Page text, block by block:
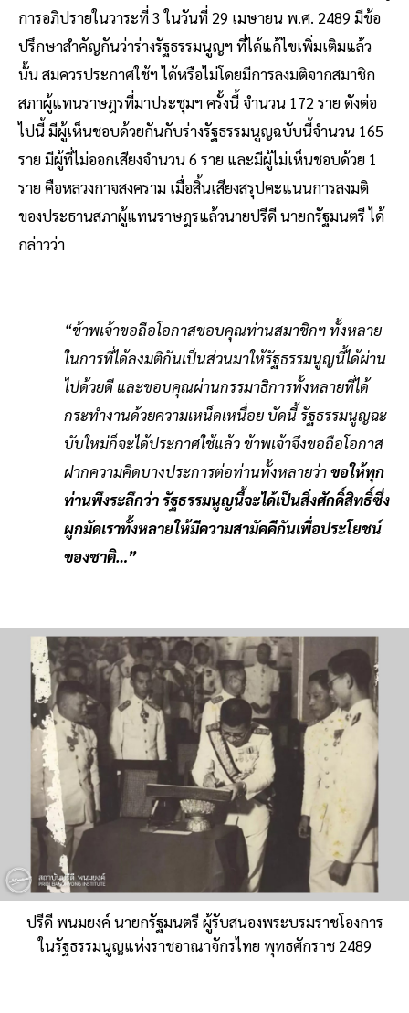
การอภิปรายในวาระที่ 3 ในวันที่ 29 เมษายน พ.ศ. 2489 มีข้อ
ปรึกษาสำคัญกันว่าร่างรัฐธรรมนูญฯ ที่ได้แก้ไขเพิ่มเติมแล้ว
นั้น สมควรประกาศใช้ฯ ได้หรือไม่โดยมีการลงมติจากสมาชิก
สภาผู้แทนราษฎรที่มาประชุมฯ ครั้งนี้ จำนวน 172 ราย ดังต่อ
ไปนี้ มีผู้เห็นชอบด้วยกันกับร่างรัฐธรรมนูญฉบับนี้จำนวน 165
ราย มีผู้ที่ไม่ออกเสียงจำนวน 6 ราย และมีผู้ไม่เห็นชอบด้วย 1
ราย คือหลวงกาจสงคราม เมื่อสิ้นเสียงสรุปคะแนนการลงมติ
ของประธานสภาผู้แทนราษฎรแล้วนายปรีดี นายกรัฐมนตรี ได้
กล่าวว่า
“ข้าพเจ้าขอถือโอกาสขอบคุณท่านสมาชิกฯ ทั้งหลาย
ในการที่ได้ลงมติกันเป็นส่วนมาให้รัฐธรรมนูญนี้ได้ผ่าน
ไปด้วยดี และขอบคุณผ่านกรรมาธิการทั้งหลายที่ได้
กระทำงานด้วยความเหน็ดเหนื่อย บัดนี้ รัฐธรรมนูญฉะ
บับใหม่ก็จะได้ประกาศใช้แล้ว ข้าพเจ้าจึงขอถือโอกาส
ฝากความคิดบางประการต่อท่านทั้งหลายว่าขอให้ทุก
ท่านพึงระลึกว่า รัฐธรรมนูญนี้จะได้เป็นสิ่งศักดิ์สิทธิ์ซึ่ง
ผูกมัดเราทั้งหลายให้มีความสามัคคีกันเพื่อประโยชน์
ของชาติ…”
ปรีดี พนมยงค์ นายกรัฐมนตรี ผู้รับสนองพระบรมราชโองการ
ในรัฐธรรมนูญแห่งราชอาณาจักรไทย พุทธศักราช 2489